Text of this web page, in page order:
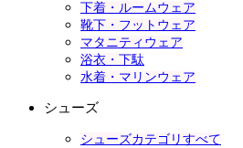
下着・ルームウェア
靴下・フットウェア
マタニティウェア
浴衣・下駄
水着・マリンウェア
シューズ
シューズカテゴリすべて